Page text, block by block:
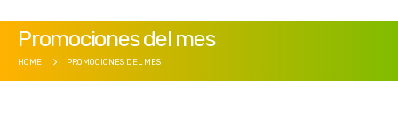
Promociones del mes
HOME PROMOCIONES DEL MES